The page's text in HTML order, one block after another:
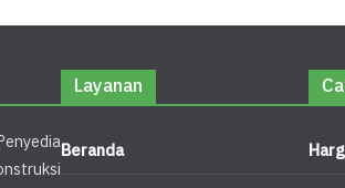
Layanan
Beranda